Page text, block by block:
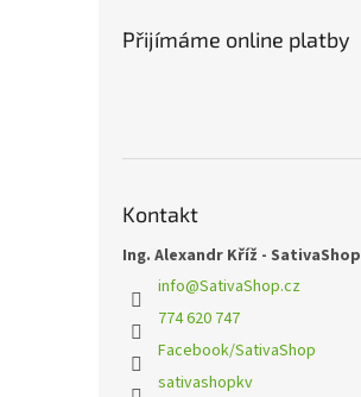
Přijímáme online platby
Kontakt
Ing. Alexandr Kříž - SativaShop
info@SativaShop.cz
774 620 747
Facebook/SativaShop
sativashopkv